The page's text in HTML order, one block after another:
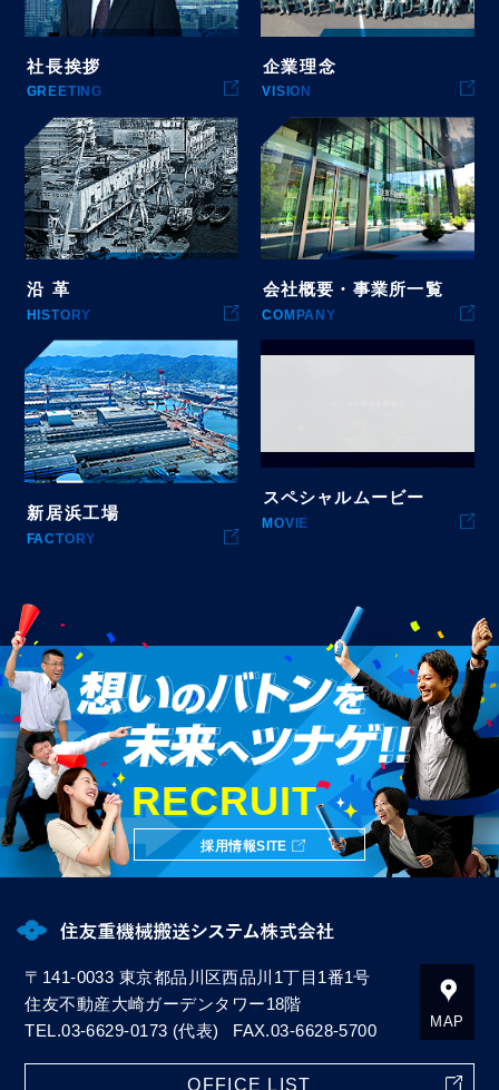
社長挨拶
GREETING
企業理念
VISION
沿 革
HISTORY
会社概要・事業所一覧
COMPANY
新居浜工場
FACTORY
スペシャルムービー
MOVIE
RECRUIT
採用情報SITE
〒141-0033 東京都品川区西品川1丁目1番1号
住友不動産大崎ガーデンタワー18階
TEL.03-6629-0173 (代表) FAX.03-6628-5700
MAP
OFFICE LIST